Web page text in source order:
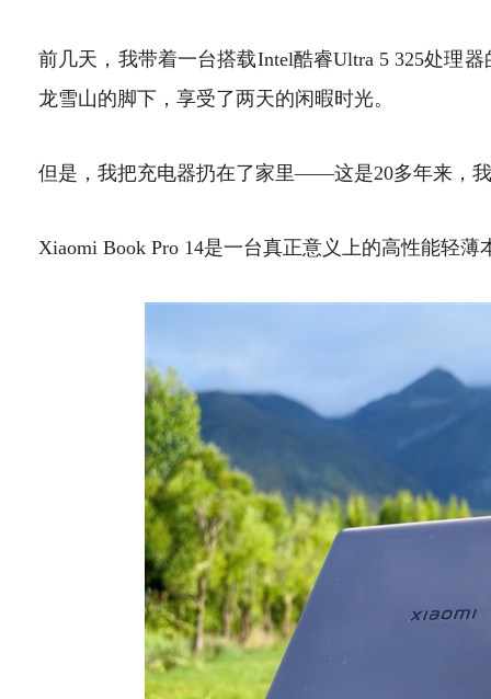
前几天，我带着一台搭载Intel酷睿Ultra 5 325处理
龙雪山的脚下，享受了两天的闲暇时光。
但是，我把充电器扔在了家里——这是20多年来，
Xiaomi Book Pro 14是一台真正意义上的高性能轻薄